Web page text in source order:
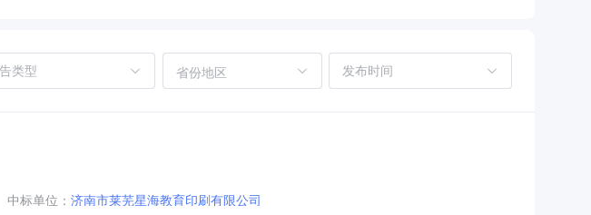
省份地区
中标单位： 济南市莱芜星海教育印刷有限公司